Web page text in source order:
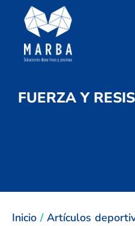
FUERZA Y
Inicio / Artículos